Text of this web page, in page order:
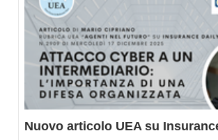
Nuovo articolo UEA su